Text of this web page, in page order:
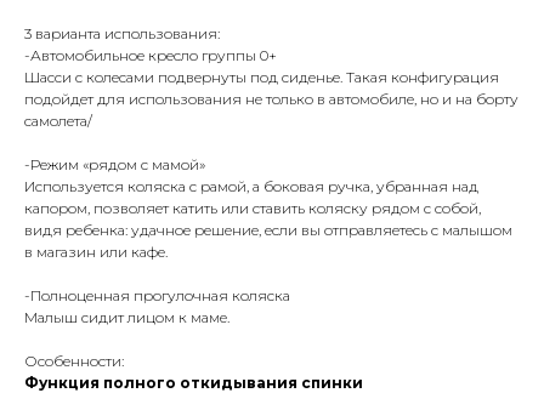
3 варианта использования:
-Автомобильное кресло группы 0+
Шасси с колесами подвернуты под сиденье. Такая конфигурация
подойдет для использования не только в автомобиле, но и на борту
самолета/
-Режим «рядом с мамой»
Используется коляска с рамой, а боковая ручка, убранная над
капором, позволяет катить или ставить коляску рядом с собой,
видя ребенка: удачное решение, если вы отправляетесь с малышом
в магазин или кафе.
-Полноценная прогулочная коляска
Малыш сидит лицом к маме.
Особенности:
Функция полного откидывания спинки